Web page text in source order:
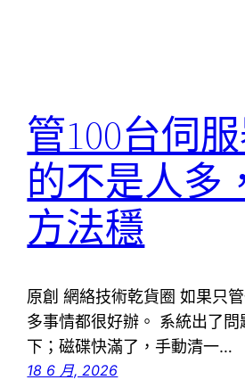
管100台伺
的不是人多
方法穩
原創 網絡技術乾貨圈 如果只
多事情都很好辦。 系統出了
下；磁碟快滿了，手動清一…
18 6 月, 2026